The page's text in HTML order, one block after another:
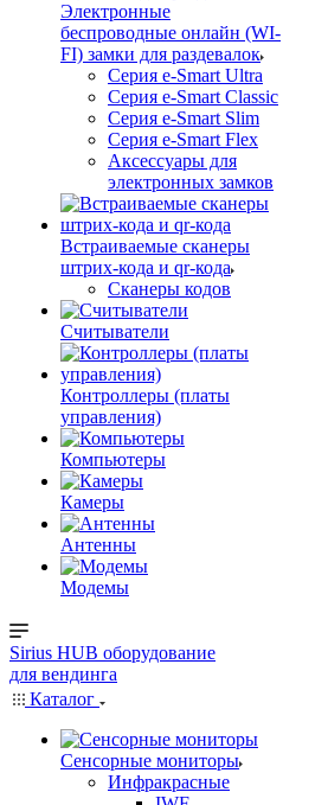
Электронные
беспроводные онлайн (WI-
FI) замки для раздевалок
Серия e-Smart Ultra
Серия e-Smart Classic
Серия e-Smart Slim
Серия e-Smart Flex
Аксессуары для
электронных замков
Встраиваемые сканеры
штрих-кода и qr-кода
Сканеры кодов
Считыватели
Контроллеры (платы
управления)
Компьютеры
Камеры
Антенны
Модемы
Sirius HUB оборудование
для вендинга
Каталог
Сенсорные мониторы
Инфракрасные